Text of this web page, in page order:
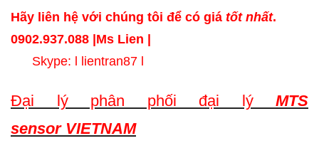
Hãy liên hệ với chúng tôi để có giá tốt nhất.
0902.937.088 |Ms Lien |
Skype: l lientran87 l
Đại lý phân phối đại lý MTS
sensor VIETNAM